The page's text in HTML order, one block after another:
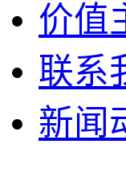
价值
联系
新闻